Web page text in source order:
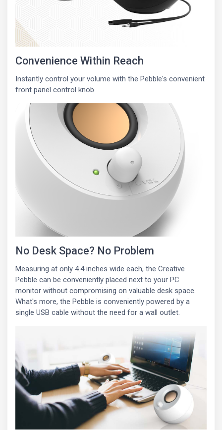
Convenience Within Reach
Instantly control your volume with the Pebble's convenient
front panel control knob.
No Desk Space? No Problem
Measuring at only 4.4 inches wide each, the Creative
Pebble can be conveniently placed next to your PC
monitor without compromising on valuable desk space.
What's more, the Pebble is conveniently powered by a
single USB cable without the need for a wall outlet.